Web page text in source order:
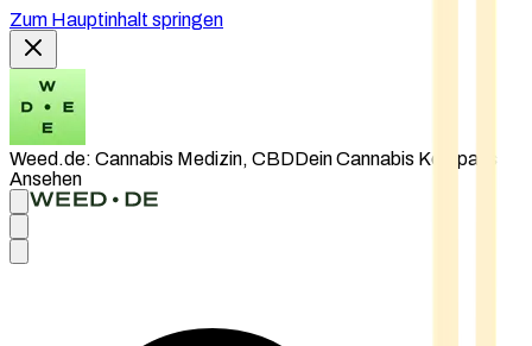
Zum Hauptinhalt springen
Weed.de: Cannabis Medizin, CBDDein Cannabis Kompass
Ansehen